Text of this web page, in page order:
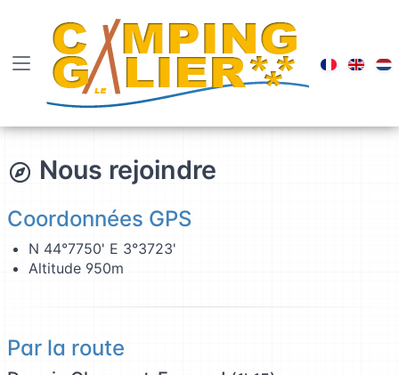
Visiter
Nous rejoindre
Coordonnées GPS
N 44°7750' E 3°3723'
Altitude 950m
Par la route